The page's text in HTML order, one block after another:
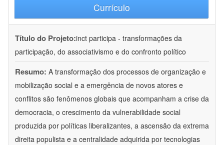
Currículo
Título do Projeto:inct participa - transformações da
participação, do associativismo e do confronto político
Resumo: A transformação dos processos de organização e
mobilização social e a emergência de novos atores e
conflitos são fenômenos globais que acompanham a crise da
democracia, o crescimento da vulnerabilidade social
produzida por políticas liberalizantes, a ascensão da extrema
direita populista e a centralidade adquirida por tecnologias